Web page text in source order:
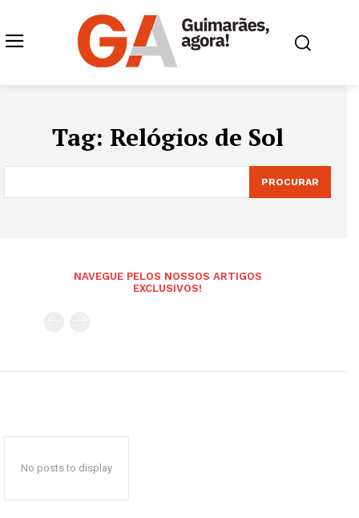
Tag: Relógios de Sol
PROCURAR
NAVEGUE PELOS NOSSOS ARTIGOS
EXCLUSIVOS!
No posts to display